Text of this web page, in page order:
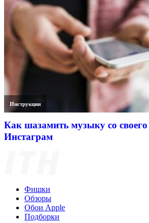
Инструкции
Как шазамить музыку со своего
Инстаграм
Фишки
Обзоры
Обои Apple
Подборки